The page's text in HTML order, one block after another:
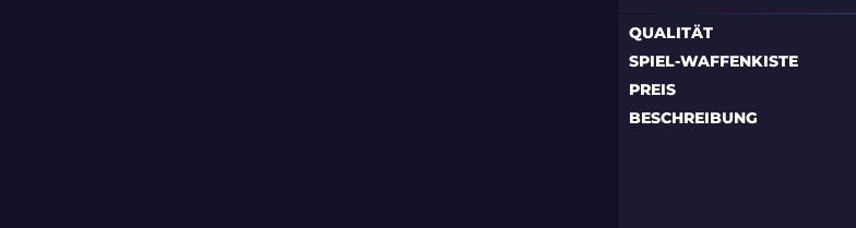
QUALITÄT
SPIEL-WAFFENKISTE
PREIS
BESCHREIBUNG